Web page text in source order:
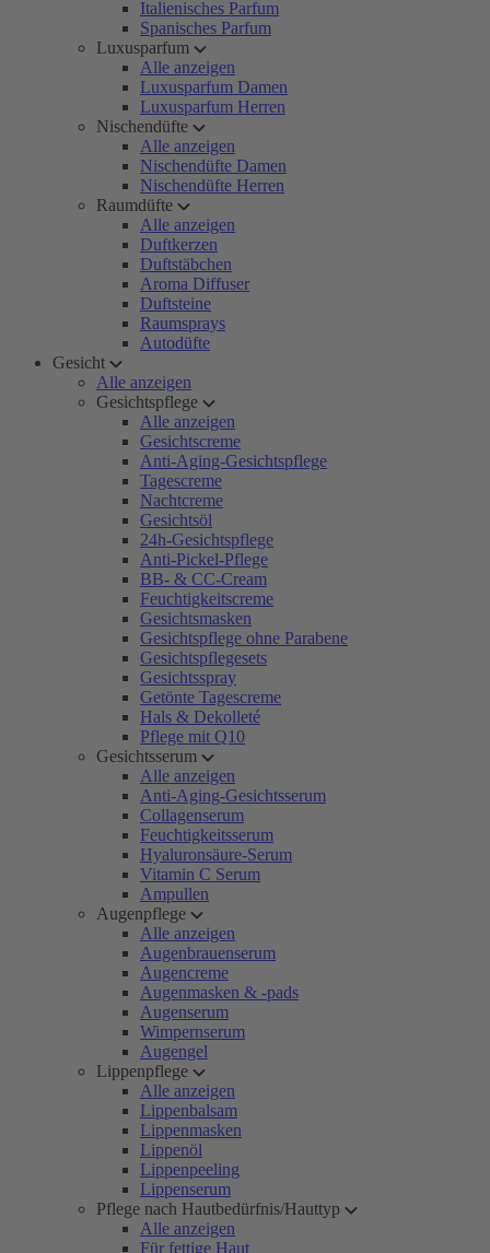
Italienisches Parfum
Spanisches Parfum
Luxusparfum
Alle anzeigen
Luxusparfum Damen
Luxusparfum Herren
Nischendüfte
Alle anzeigen
Nischendüfte Damen
Nischendüfte Herren
Raumdüfte
Alle anzeigen
Duftkerzen
Duftstäbchen
Aroma Diffuser
Duftsteine
Raumsprays
Autodüfte
Gesicht
Alle anzeigen
Gesichtspflege
Alle anzeigen
Gesichtscreme
Anti-Aging-Gesichtspflege
Tagescreme
Nachtcreme
Gesichtsöl
24h-Gesichtspflege
Anti-Pickel-Pflege
BB- & CC-Cream
Feuchtigkeitscreme
Gesichtsmasken
Gesichtspflege ohne Parabene
Gesichtspflegesets
Gesichtsspray
Getönte Tagescreme
Hals & Dekolleté
Pflege mit Q10
Gesichtsserum
Alle anzeigen
Anti-Aging-Gesichtsserum
Collagenserum
Feuchtigkeitsserum
Hyaluronsäure-Serum
Vitamin C Serum
Ampullen
Augenpflege
Alle anzeigen
Augenbrauenserum
Augencreme
Augenmasken & -pads
Augenserum
Wimpernserum
Augengel
Lippenpflege
Alle anzeigen
Lippenbalsam
Lippenmasken
Lippenöl
Lippenpeeling
Lippenserum
Pflege nach Hautbedürfnis/Hauttyp
Alle anzeigen
Für fettige Haut